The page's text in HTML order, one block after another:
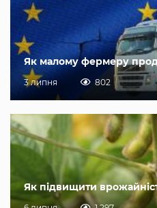
Як малому фермеру
3 липня 802
Як підвищити